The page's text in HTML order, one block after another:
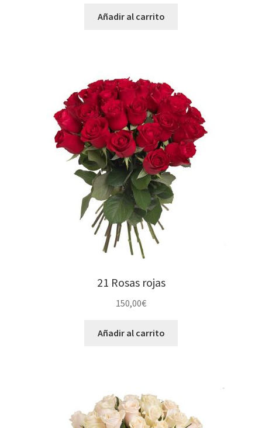
Añadir al carrito
21 Rosas rojas
150,00€
Añadir al carrito